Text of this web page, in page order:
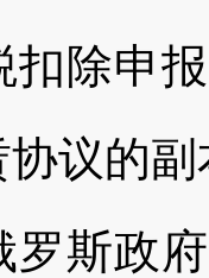
扣除申
议的副
政府